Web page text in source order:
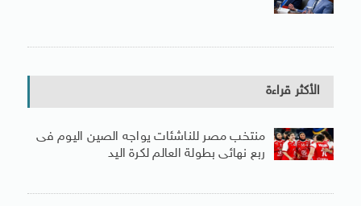
الأكثر قراءة
منتخب مصر للناشئات يواجه الصين اليوم فى
ربع نهائى بطولة العالم لكرة اليد